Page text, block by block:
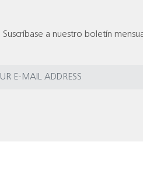
Suscríbase a nuestro boletín